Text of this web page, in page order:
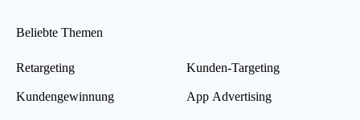
Beliebte Themen
Retargeting
Kundengewinnung
Kunden-Targeting
App Advertising